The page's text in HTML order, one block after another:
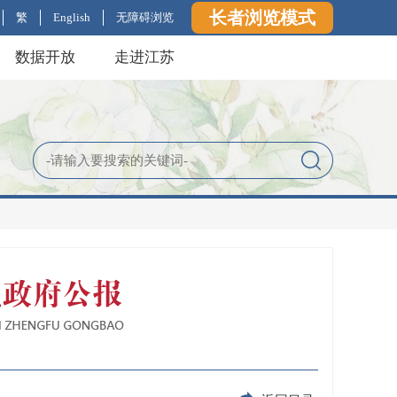
繁 English 无障碍浏览 长者浏览模式
数据开放 走进江苏